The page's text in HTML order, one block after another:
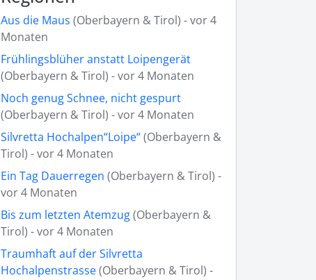
Aus die Maus (Oberbayern & Tirol) - vor 4
Monaten
Frühlingsblüher anstatt Loipengerät
(Oberbayern & Tirol) - vor 4 Monaten
Noch genug Schnee, nicht gespurt
(Oberbayern & Tirol) - vor 4 Monaten
Silvretta Hochalpen“Loipe“(Oberbayern &
Tirol) - vor 4 Monaten
Ein Tag Dauerregen (Oberbayern & Tirol) -
vor 4 Monaten
Bis zum letzten Atemzug(Oberbayern &
Tirol) - vor 4 Monaten
Traumhaft auf der Silvretta
Hochalpenstrasse(Oberbayern & Tirol) -